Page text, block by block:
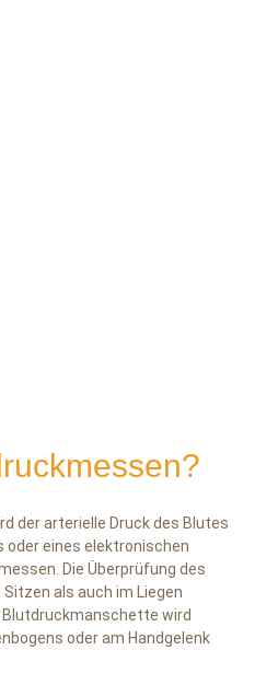
der arterielle Druck des Blutes
eines elektronischen
Die Überprüfung des
als auch im Liegen
wird
oder am Handgelenk